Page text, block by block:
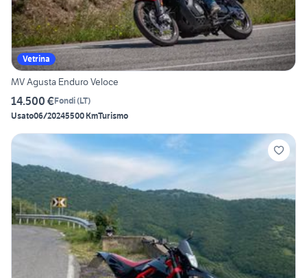
Vetrina
MV Agusta Enduro Veloce
14.500 €Fondi(LT)
Usato06/20245500 KmTurismo